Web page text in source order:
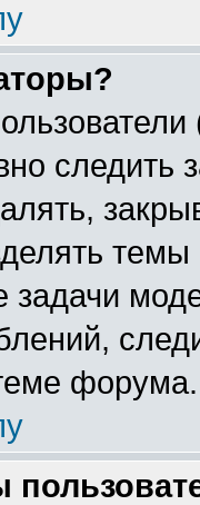
следить
задачи
форума.